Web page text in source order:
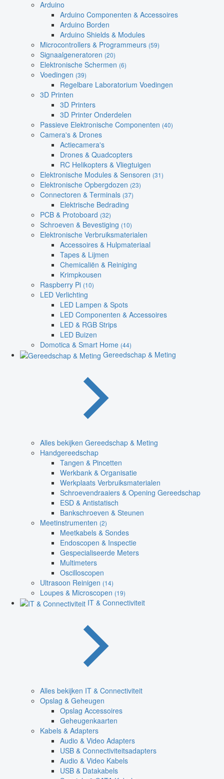
Arduino
Arduino Componenten & Accessoires
Arduino Borden
Arduino Shields & Modules
Microcontrollers & Programmeurs (59)
Signaalgeneratoren (20)
Elektronische Schermen (6)
Voedingen (39)
Regelbare Laboratorium Voedingen
3D Printen
3D Printers
3D Printer Onderdelen
Passieve Elektronische Componenten (40)
Camera's & Drones
Actiecamera's
Drones & Quadcopters
RC Helikopters & Vliegtuigen
Elektronische Modules & Sensoren (31)
Elektronische Opbergdozen (23)
Connectoren & Terminals (37)
Elektrische Bedrading
PCB & Protoboard (32)
Schroeven & Bevestiging (10)
Elektronische Verbruiksmaterialen
Accessoires & Hulpmateriaal
Tapes & Lijmen
Chemicaliën & Reiniging
Krimpkousen
Raspberry Pi (10)
LED Verlichting
LED Lampen & Spots
LED Componenten & Accessoires
LED & RGB Strips
LED Buizen
Domotica & Smart Home (44)
Gereedschap & Meting
Alles bekijken Gereedschap & Meting
Handgereedschap
Tangen & Pincetten
Werkbank & Organisatie
Werkplaats Verbruiksmaterialen
Schroevendraaiers & Opening Gereedschap
ESD & Antistatisch
Bankschroeven & Steunen
Meetinstrumenten (2)
Meetkabels & Sondes
Endoscopen & Inspectie
Gespecialiseerde Meters
Multimeters
Oscilloscopen
Ultrasoon Reinigen (14)
Loupes & Microscopen (19)
IT & Connectiviteit
Alles bekijken IT & Connectiviteit
Opslag & Geheugen
Opslag Accessoires
Geheugenkaarten
Kabels & Adapters
Audio & Video Adapters
USB & Connectiviteitsadapters
Audio & Video Kabels
USB & Datakabels